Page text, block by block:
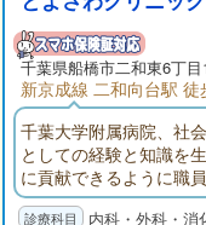
千葉県船橋市二和東6丁
新京成線 二和向台駅 徒
千葉大学附属病院、社
としての経験と知識を
に貢献できるように職
ろしくお願いいたしま
内科・外科・消